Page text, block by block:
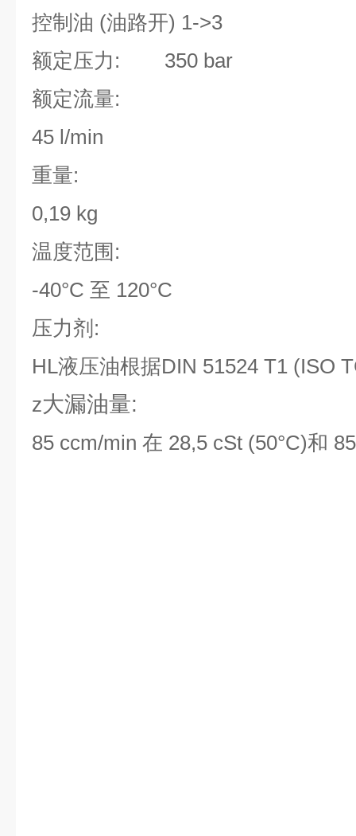
控制油 (油路开) 1->3
额定压力: 350 bar
额定流量:
45 l/min
重量:
0,19 kg
温度范围:
-40°C 至 120°C
压力剂:
HL液压油根据DIN 51524 T1 (ISO
z大漏油量:
85 ccm/min 在 28,5 cSt (50°C)和